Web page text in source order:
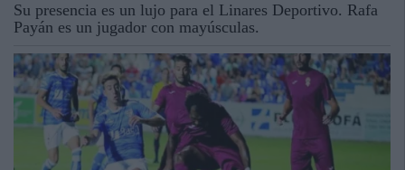
Su presencia es un lujo para el Linares Deportivo. Rafa
Payán es un jugador con mayúsculas.